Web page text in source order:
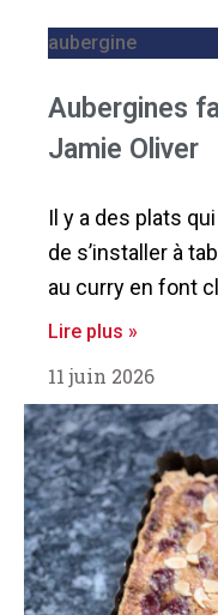
aubergine
Aubergines
Jamie Oliver
Il y a des plats
de s’installer à
au curry en font
Lire plus »
11 juin 2026